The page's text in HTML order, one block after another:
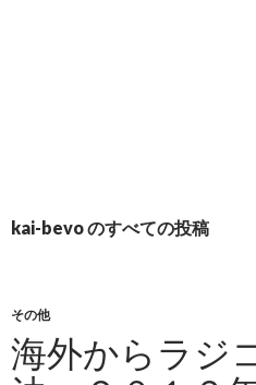
kai-bevo のすべての投稿
その他
海外からラジ